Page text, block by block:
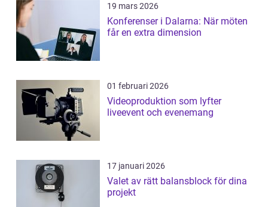
19 mars 2026
Konferenser i Dalarna: När möten
får en extra dimension
01 februari 2026
Videoproduktion som lyfter
liveevent och evenemang
17 januari 2026
Valet av rätt balansblock för dina
projekt